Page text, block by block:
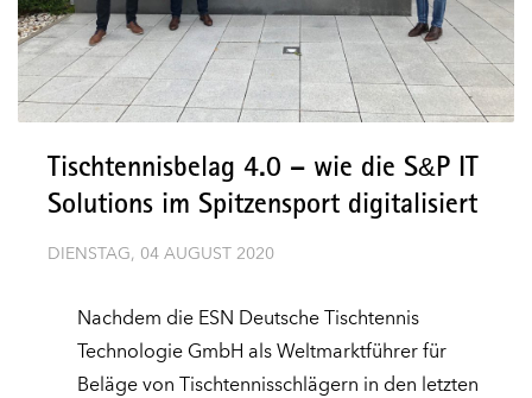
Tischtennisbelag 4.0 – wie die S&P IT
Solutions im Spitzensport digitalisiert
DIENSTAG, 04 AUGUST 2020
Nachdem die ESN Deutsche Tischtennis
Technologie GmbH als Weltmarktführer für
Beläge von Tischtennisschlägern in den letzten